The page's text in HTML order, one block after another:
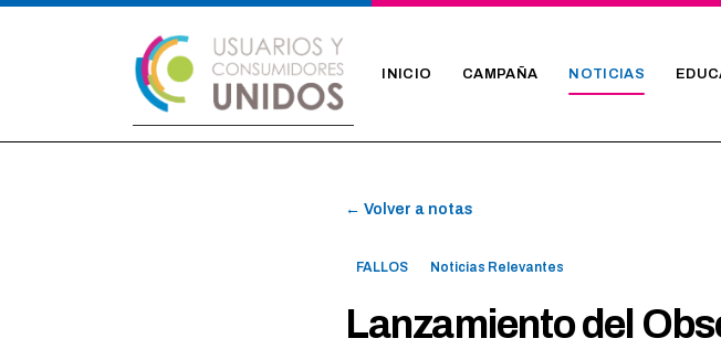
INICIO CAMPAÑA NOTICIAS
← Volver a notas
FALLOS Noticias Relevantes
Lanzamiento del